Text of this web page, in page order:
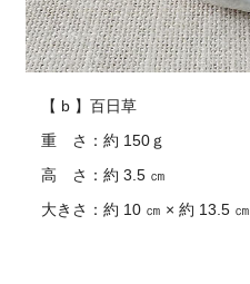
【 b 】百日草
重 さ：約 150ｇ
高 さ：約 3.5 ㎝
大きさ：約 10 ㎝ × 約 13.5 ㎝